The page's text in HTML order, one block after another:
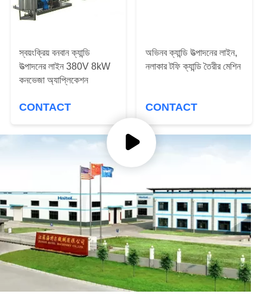
ম্যাপ
PRIVACY
POLICY
স্বয়ংক্রিয় বনবান ক্যান্ডি
উত্পাদনের লাইন 380V 8kW
কনভেজা অ্যাপ্লিকেশন
CONTACT
অভিনব ক্যান্ডি উত্পাদনের লাইন,
নলাকার টফি ক্যান্ডি তৈরীর মেশিন
CONTACT